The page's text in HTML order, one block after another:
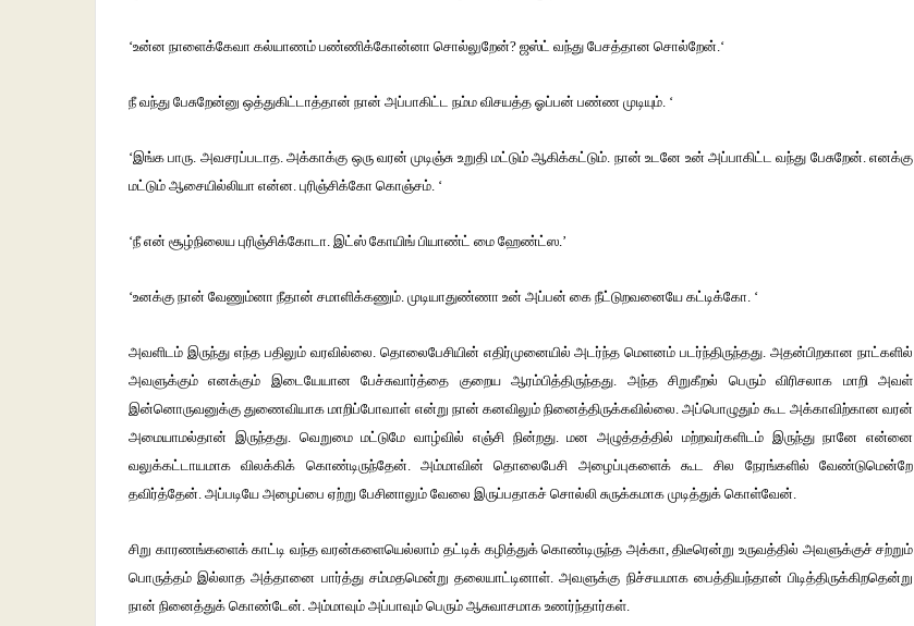
‘உன்ன நாளைக்கேவா கல்யாணம் பண்ணிக்கோன்னா சொல்லுறேன்? ஜஸ்ட் வந்து பேசத்தான சொல்றேன் .‘
நீ வந்து பேசுறேன்னு ஒத்துகிட்டாத்தான் நான் அப்பாகிட்ட நம்ம விசயத்த ஓப்பன் பண்ண முடியும் . ‘
‘இங்க பாரு அவசரப்படாத.அக்காக்கு ஒரு வரன் முடிஞ்சு உறுதி மட்டும் ஆகிக்கட்டும் நான் உடனே உன் அப்பாகிட்ட வந்து பேசுறேன் எனக்கு
மட்டும் ஆசையில்லியா என்ன புரிஞ்சிக்கோ கொஞ்சம் . ‘
‘நீ என் சூழ்நிலைய புரிஞ்சிக்கோடா இட்ஸ் கோயிங் பியாண்ட் மை ஹேண்ட்ஸ .’
‘உனக்கு நான் வேணும்னா நீதான் சமாளிக்கணும் முடியாதுண்ணா உன் அப்பன் கை நீட்டுறவனையே கட்டிக்கோ . ‘
அவளிடம் இருந்து எந்த பதிலும் வரவில்லை தொலைபேசியின் எதிர்முனையில் அடர்ந்த மெளனம் படர்ந்திருந்தது .அதன்பிறகான நாட்களில்
அவளுக்கும்
எனக்கும் இடையேயான பேச்சுவார்த்தை குறைய ஆரம்பித்திருந்தது அந்த சிறுகீறல் பெரும் விரிசலாக மாறி
அவள்
இன்னொருவனுக்கு துணைவியாக மாறிப்போவாள் என்று நான் கனவிலும் நினைத்திருக்கவில்லை .அப்பொழுதும் கூட அக்காவிற்கான வரன்
அமையாமல்தான் இருந்தது. வெறுமை மட்டுமே வாழ்வில் எஞ்சி நின்றது.மன அழுத்தத்தில் மற்றவர்களிடம் இருந்து நானே என்னை
வலுக்கட்டாயமாக
விலக்கிக் கொண்டிருந்தேன் .அம்மாவின் தொலைபேசி அழைப்புகளைக் கூட சில நேரங்களில்
வேண்டுமென்றே
தவிர்த்தேன் அப்படியே அழைப்பை ஏற்று பேசினாலும் வேலை இருப்பதாகச் சொல்லி சுருக்கமாக முடித்துக் கொள்வேன்
சிறு காரணங்களைக் காட்டி வந்த வரன்களையெல்லாம் தட்டிக் கழித்துக் கொண்டிருந்த அக்கா ,திடீரென்று உருவத்தில் அவளுக்குச் சற்றும்
பொருத்தம் இல்லாத அத்தானை பார்த்து சம்மதமென்று தலையாட்டினாள் .அவளுக்கு நிச்சயமாக பைத்தியந்தான் பிடித்திருக்கிறதென்று
நான் நினைத்துக் கொண்டேன் அம்மாவும் அப்பாவும் பெரும் ஆசுவாசமாக உணர்ந்தார்கள்